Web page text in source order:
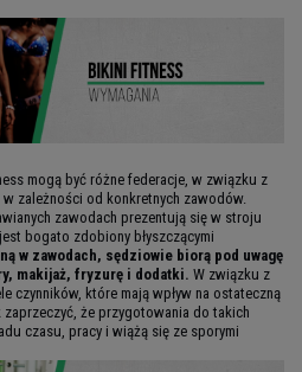
mogą być różne federacje, w związku z
zależności od konkretnych zawodów.
zawodach prezentują się w stroju
bogato zdobiony błyszczącymi
w zawodach, sędziowie biorą pod uwagę
makijaż, fryzurę i dodatki. W związku z
czynników, które mają wpływ na ostateczną
że przygotowania do takich
czasu, pracy i wiążą się ze sporymi